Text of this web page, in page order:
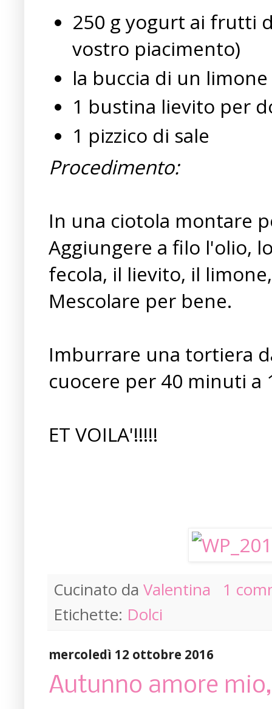
250 g yogurt ai frutti
vostro piacimento)
la buccia di un
1 bustina lievito per
1 pizzico di sale
Procedimento:
In una ciotola montare
Aggiungere a filo l'olio,
fecola, il lievito, il
Mescolare per bene.
Imburrare una tortiera
cuocere per 40 minuti a
ET VOILA'!!!!!
Cucinato da Valentina
1
Etichette: Dolci
mercoledì 12 ottobre 2016
Autunno amore